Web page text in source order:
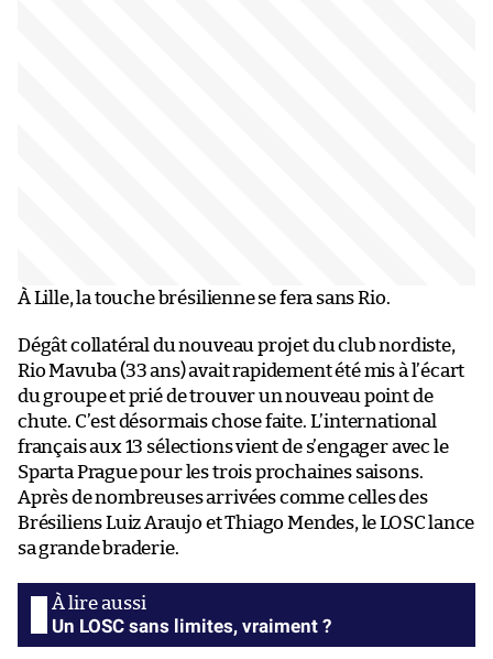
À Lille, la touche brésilienne se fera sans Rio.
Dégât collatéral du nouveau projet du club nordiste,
Rio Mavuba (33 ans) avait rapidement été mis à l’écart
du groupe et prié de trouver un nouveau point de
chute. C’est désormais chose faite. L’international
français aux 13 sélections vient de s’engager avec le
Sparta Prague pour les trois prochaines saisons.
Après de nombreuses arrivées comme celles des
Brésiliens Luiz Araujo et Thiago Mendes, le LOSC lance
sa grande braderie.
Un LOSC sans limites, vraiment ?